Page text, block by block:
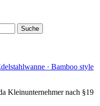
Suche
· Bamboo style
Kleinunternehmer nach §19